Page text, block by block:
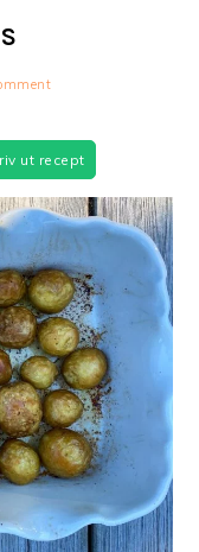
ut recept